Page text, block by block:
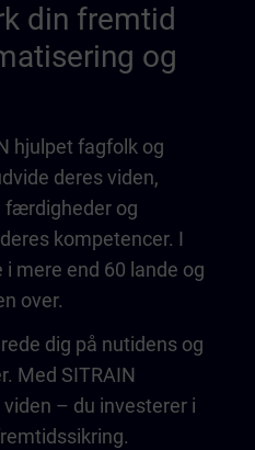
din fremtid
og
hjulpet fagfolk og
deres viden,
færdigheder og
kompetencer. I
mere end 60 lande og
over.
dig på nutidens og
Med SITRAIN
– du investerer i